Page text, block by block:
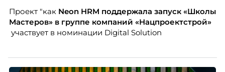
Проект "какNeon HRM поддержала запуск «Школы
Мастеров» в группе компаний «Нацпроектстрой»
участвует в номинации Digital Solution